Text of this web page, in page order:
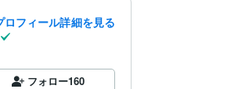
ロフィール詳細を見る
フォロー160